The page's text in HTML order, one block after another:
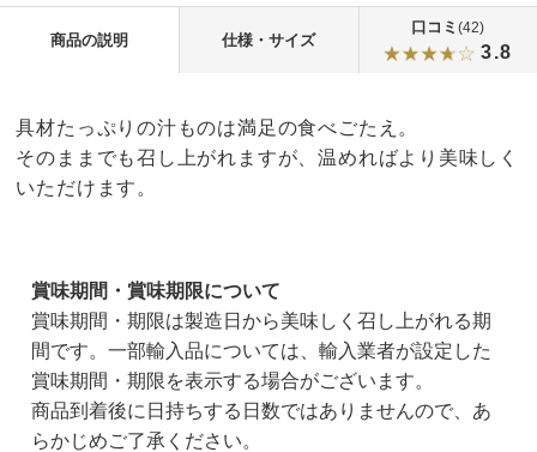
商品の説明 仕様・サイズ
口コミ(42)
3.8
具材たっぷりの汁ものは満足の食べごたえ。
そのままでも召し上がれますが、温めればより美味しく
いただけます。
賞味期間・賞味期限について
賞味期間・期限は製造日から美味しく召し上がれる期
間です。一部輸入品については、輸入業者が設定した
賞味期間・期限を表示する場合がございます。
商品到着後に日持ちする日数ではありませんので、あ
らかじめご了承ください。